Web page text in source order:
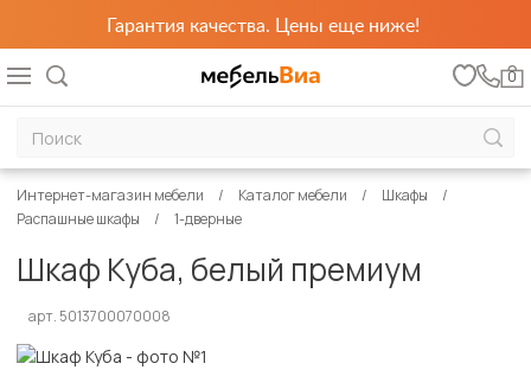
Гарантия качества. Цены еще ниже!
0
Интернет-магазин мебели Каталог мебели
Шкафы
Распашные шкафы
1-дверные
Шкаф Куба, белый премиум
арт. 5013700070008